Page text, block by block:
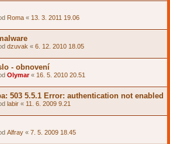
Roma « 13. 3. 2011 19.06
dzuvak « 6. 12. 2010 18.05
- obnovení
Olymar« 16. 5. 2010 20.51
503 5.5.1 Error: authentication not enabled
labir « 11. 6. 2009 9.21
Alfray « 7. 5. 2009 18.45